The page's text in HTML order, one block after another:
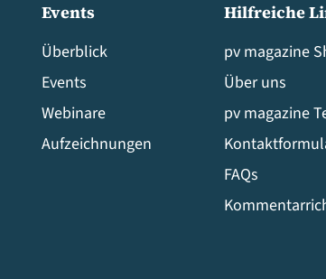
Events
Überblick
Events
Webinare
Aufzeichnungen
Hilfreiche
pv magazine
Über uns
pv magazine
FAQs